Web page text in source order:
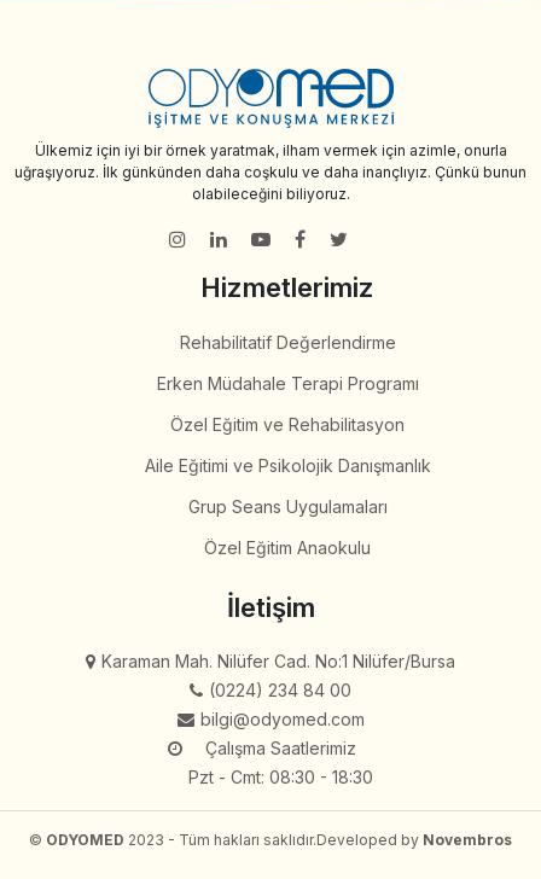
Ülkemiz için iyi bir örnek yaratmak, ilham vermek için azimle, onurla
uğraşıyoruz. İlk günkünden daha coşkulu ve daha inançlıyız. Çünkü bunun
olabileceğini biliyoruz.
Hizmetlerimiz
Rehabilitatif Değerlendirme
Erken Müdahale Terapi Programı
Özel Eğitim ve Rehabilitasyon
Aile Eğitimi ve Psikolojik Danışmanlık
Grup Seans Uygulamaları
Özel Eğitim Anaokulu
İletişim
Karaman Mah. Nilüfer Cad. No:1 Nilüfer/Bursa
(0224) 234 84 00
bilgi@odyomed.com
Çalışma Saatlerimiz
Pzt - Cmt: 08:30 - 18:30
© ODYOMED 2023 - Tüm hakları saklıdır.Developed by Novembros